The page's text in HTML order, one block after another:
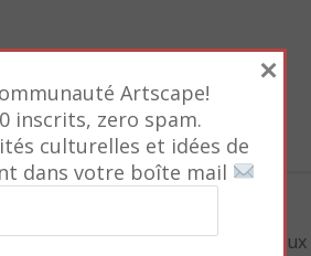
Artscape!
inscrits, zero spam.
culturelles et idées de
dans votre boîte mail
×